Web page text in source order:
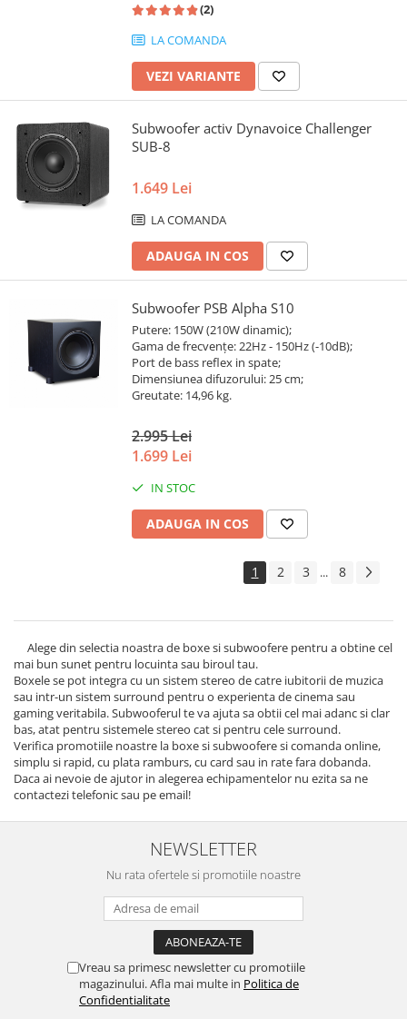
(2)
LA COMANDA
VEZI VARIANTE
Subwoofer activ Dynavoice Challenger
SUB-8
1.649 Lei
LA COMANDA
ADAUGA IN COS
Subwoofer PSB Alpha S10
Putere: 150W (210W dinamic);
Gama de frecvențe: 22Hz - 150Hz (-10dB);
Port de bass reflex in spate;
Dimensiunea difuzorului: 25 cm;
Greutate: 14,96 kg.
2.995 Lei
1.699 Lei
IN STOC
ADAUGA IN COS
1 2 3 ... 8
Alege din selectia noastra de boxe si subwoofere pentru a obtine cel
mai bun sunet pentru locuinta sau biroul tau.
Boxele se pot integra cu un sistem stereo de catre iubitorii de muzica
sau intr-un sistem surround pentru o experienta de cinema sau
gaming veritabila. Subwooferul te va ajuta sa obtii cel mai adanc si clar
bas, atat pentru sistemele stereo cat si pentru cele surround.
Verifica promotiile noastre la boxe si subwoofere si comanda online,
simplu si rapid, cu plata ramburs, cu card sau in rate fara dobanda.
Daca ai nevoie de ajutor in alegerea echipamentelor nu ezita sa ne
contactezi telefonic sau pe email!
NEWSLETTER
Nu rata ofertele si promotiile noastre
Vreau sa primesc newsletter cu promotiile
magazinului. Afla mai multe in Politica de
Confidentialitate